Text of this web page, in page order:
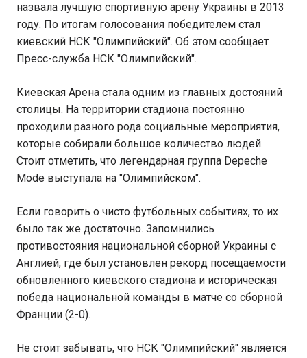
назвала лучшую спортивную арену Украины в 2013
году. По итогам голосования победителем стал
киевский НСК "Олимпийский". Об этом сообщает
Пресс-служба НСК "Олимпийский".
Киевская Арена стала одним из главных достояний
столицы. На территории стадиона постоянно
проходили разного рода социальные мероприятия,
которые собирали большое количество людей.
Стоит отметить, что легендарная группа Depeche
Mode выступала на "Олимпийском".
Если говорить о чисто футбольных событиях, то их
было так же достаточно. Запомнились
противостояния национальной сборной Украины с
Англией, где был установлен рекорд посещаемости
обновленного киевского стадиона и историческая
победа национальной команды в матче со сборной
Франции (2-0).
Не стоит забывать, что НСК "Олимпийский" является